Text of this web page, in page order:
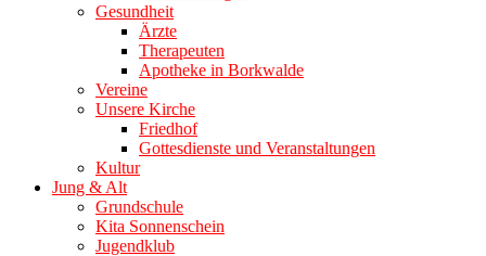
Gesundheit
Ärzte
Therapeuten
Apotheke in Borkwalde
Vereine
Unsere Kirche
Friedhof
Gottesdienste und Veranstaltungen
Kultur
Jung & Alt
Grundschule
Kita Sonnenschein
Jugendklub